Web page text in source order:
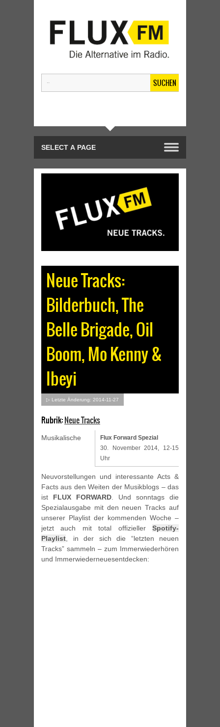
SUCHEN
Neue Tracks:
Bilderbuch, The
Belle Brigade, Oil
Boom, Mo Kenny &
Ibeyi
▷ Letzte Änderung: 2014-11-27
Rubrik:Neue Tracks
Flux Forward Spezial
30. November 2014, 12-15
Uhr
Musikalische
Neuvorstellungen und interessante Acts &
Facts aus den Weiten der Musikblogs – das
ist FLUX FORWARD. Und sonntags die
Spezialausgabe mit den neuen Tracks auf
unserer Playlist der kommenden Woche –
jetzt auch mit total offizieller Spotify-
Playlist, in der sich die “letzten neuen
Tracks” sammeln – zum Immerwiederhören
und Immerwiederneuesentdecken: